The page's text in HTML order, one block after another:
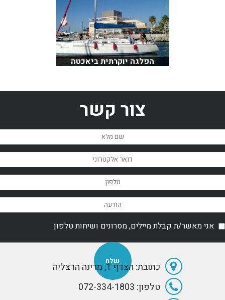
הפלגה יוקרתית ביאכטה
צור קשר
אני מאשר/ת קבלת מיילים, מסרונים ושיחות טלפון
כתובת: הצדף 1, מרינה הרצליה
טלפון: 072-334-1803